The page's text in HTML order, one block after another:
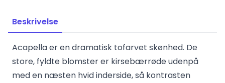
Beskrivelse
Acapella er en dramatisk tofarvet skønhed. De
store, fyldte blomster er kirsebærrøde udenpå
med en næsten hvid inderside, så kontrasten